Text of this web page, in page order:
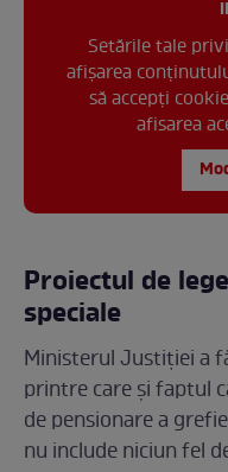
Setările tale
afișarea
să accepți
afisarea
Proiectul de
speciale
Ministerul Justiției a
printre care și faptul
de pensionare a
nu include niciun fel